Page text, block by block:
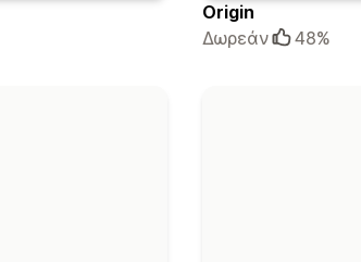
Origin
Δωρεάν
48%